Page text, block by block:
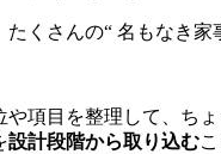
くさんの“ 名もなき家
や項目を整理して、ち
設計段階から取り込む